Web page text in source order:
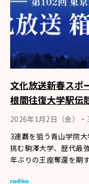
文化放送新春スポ
根間往復大学駅伝
2026年1月2日（金）
3連覇を狙う青山学院
挑む駒澤大学、歴代最
年ぶりの王座奪還を期